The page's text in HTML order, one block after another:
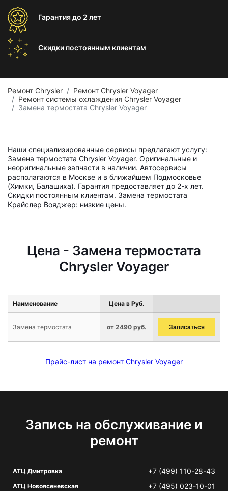
Гарантиядо 2 лет
Скидки постоянным клиентам
Ремонт Chrysler
Ремонт Chrysler Voyager
Ремонт системы охлаждения Chrysler Voyager
Замена термостата Chrysler Voyager
Наши специализированные сервисы предлагают услугу:
Замена термостата Chrysler Voyager. Оригинальные и
неоригинальные запчасти в наличии. Автосервисы
располагаются в Москве и в ближайшем Подмосковье
(Химки, Балашиха). Гарантия предоставляет до 2-х лет.
Скидки постоянным клиентам. Замена термостата
Крайслер Вояджер: низкие цены.
Цена - Замена термостата
Chrysler Voyager
Наименование Цена в Руб.
Замена термостата от 2490 руб. Записаться
Прайс-лист на ремонт Chrysler Voyager
Запись на обслуживание и
ремонт
АТЦ Дмитровка +7 (499) 110-28-43
АТЦ Новоясеневская +7 (495) 023-10-01